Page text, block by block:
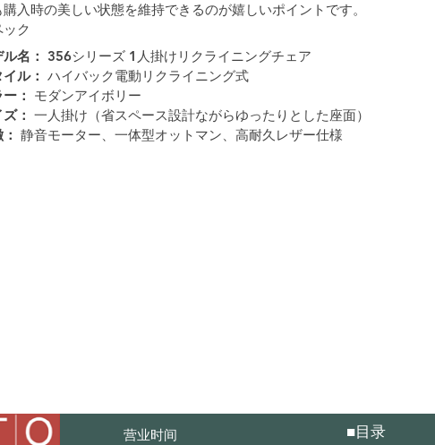
入時の美しい状態を維持できるのが嬉しいポイントです。
ク
名： 356シリーズ 1人掛けリクライニングチェア
ル： ハイバック電動リクライニング式
： モダンアイボリー
： 一人掛け（省スペース設計ながらゆったりとした座面）
静音モーター、一体型オットマン、高耐久レザー仕様
营业时间​
■目录